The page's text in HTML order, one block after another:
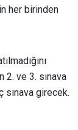
her birinden
2. ve 3. sınava
sınava girecek.